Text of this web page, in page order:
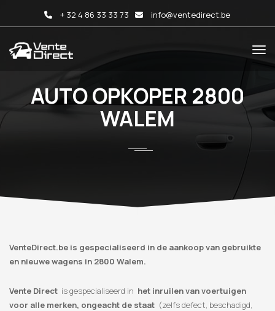
+ 32 4 86 33 33 73 info@ventedirect.be
AUTO OPKOPER 2800
WALEM
VenteDirect.be is gespecialiseerd in de aankoop van gebruikte
en nieuwe wagens in 2800 Walem.
Vente Direct is gespecialiseerd in het inruilen van voertuigen
voor alle merken, ongeacht de staat (zelfs defect, beschadigd,